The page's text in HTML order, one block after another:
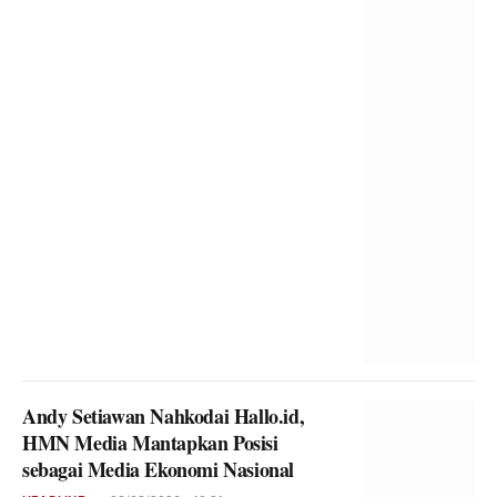
Andy Setiawan Nahkodai Hallo.id,
HMN Media Mantapkan Posisi
sebagai Media Ekonomi Nasional